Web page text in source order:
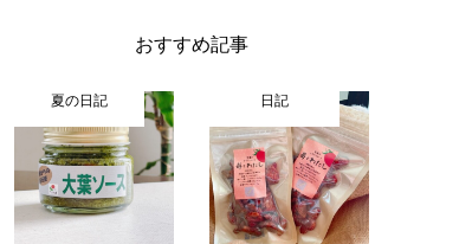
おすすめ記事
夏の日記 日記